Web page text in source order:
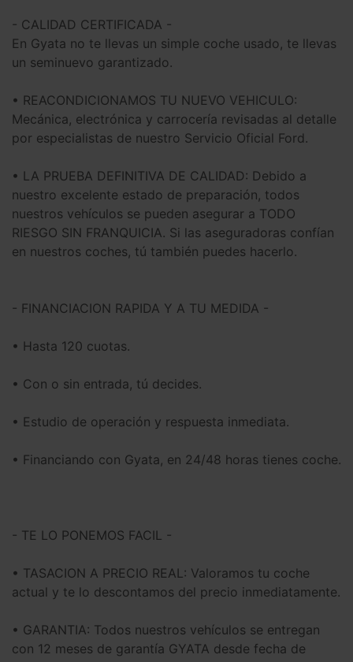
- CALIDAD CERTIFICADA -
En Gyata no te llevas un simple coche usado, te llevas
un seminuevo garantizado.
• REACONDICIONAMOS TU NUEVO VEHICULO:
Mecánica, electrónica y carrocería revisadas al detalle
por especialistas de nuestro Servicio Oficial Ford.
• LA PRUEBA DEFINITIVA DE CALIDAD: Debido a
nuestro excelente estado de preparación, todos
nuestros vehículos se pueden asegurar a TODO
RIESGO SIN FRANQUICIA. Si las aseguradoras confían
en nuestros coches, tú también puedes hacerlo.
- FINANCIACION RAPIDA Y A TU MEDIDA -
• Hasta 120 cuotas.
• Con o sin entrada, tú decides.
• Estudio de operación y respuesta inmediata.
• Financiando con Gyata, en 24/48 horas tienes coche.
- TE LO PONEMOS FACIL -
• TASACION A PRECIO REAL: Valoramos tu coche
actual y te lo descontamos del precio inmediatamente.
• GARANTIA: Todos nuestros vehículos se entregan
con 12 meses de garantía GYATA desde fecha de